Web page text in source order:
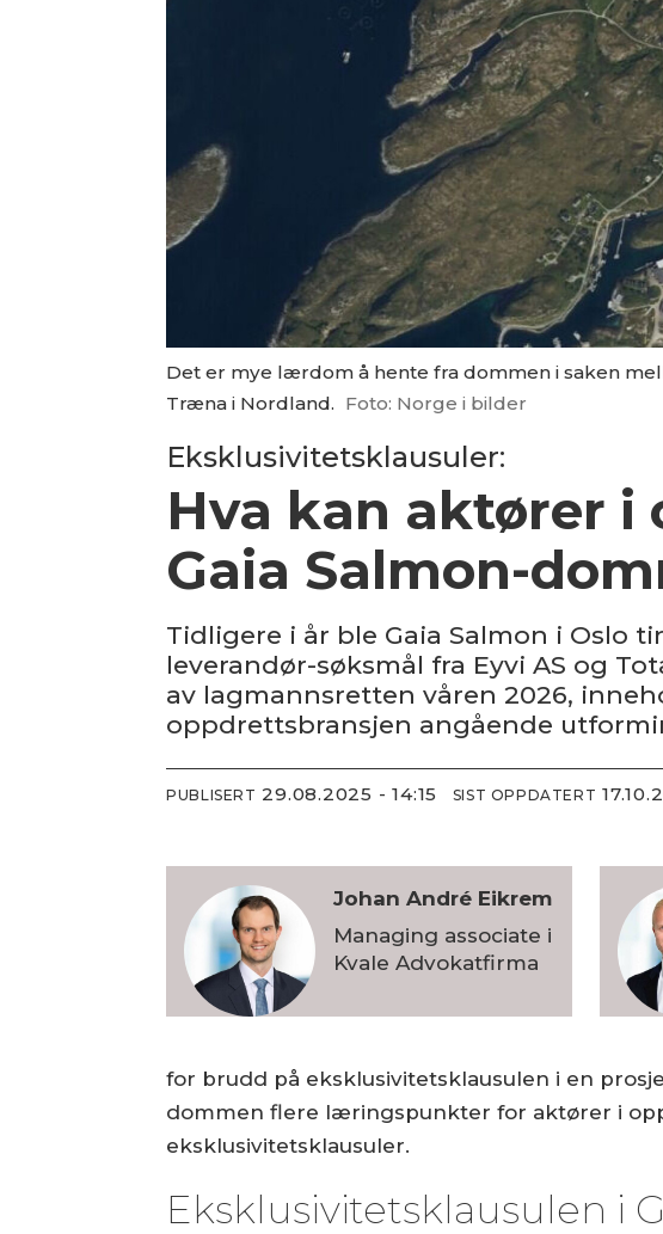
Det er mye lærdom å hente fra dommen i saken
Træna i Nordland. Foto: Norge i bilder
Eksklusivitetsklausuler:
Hva kan aktører
Gaia Salmon-
Tidligere i år ble Gaia Salmon i Oslo
leverandør-søksmål fra Eyvi AS og
av lagmannsretten våren 2026,
oppdrettsbransjen angående
PUBLISERT 29.08.2025 - 14:15 SIST OPPDATERT
Johan André Eikrem
Managing associate i
Kvale Advokatfirma
for brudd på eksklusivitetsklausulen i en
dommen flere læringspunkter for aktører i
eksklusivitetsklausuler.
Eksklusivitets­klausulen i